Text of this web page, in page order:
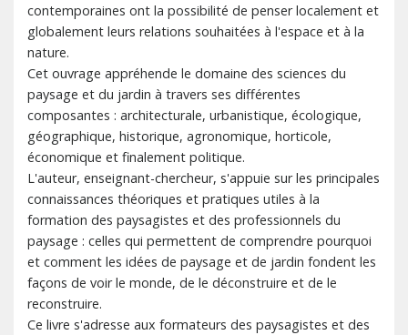
contemporaines ont la possibilité de penser localement et
globalement leurs relations souhaitées à l'espace et à la
nature.
Cet ouvrage appréhende le domaine des sciences du
paysage et du jardin à travers ses différentes
composantes : architecturale, urbanistique, écologique,
géographique, historique, agronomique, horticole,
économique et finalement politique.
L'auteur, enseignant-chercheur, s'appuie sur les principales
connaissances théoriques et pratiques utiles à la
formation des paysagistes et des professionnels du
paysage : celles qui permettent de comprendre pourquoi
et comment les idées de paysage et de jardin fondent les
façons de voir le monde, de le déconstruire et de le
reconstruire.
Ce livre s'adresse aux formateurs des paysagistes et des